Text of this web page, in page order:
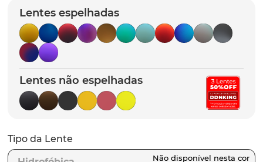
Lentes espelhadas
Lentes não espelhadas
Tipo da Lente
5º chaves
6º t-shock
7º latch
8º gasket
9º parafusos